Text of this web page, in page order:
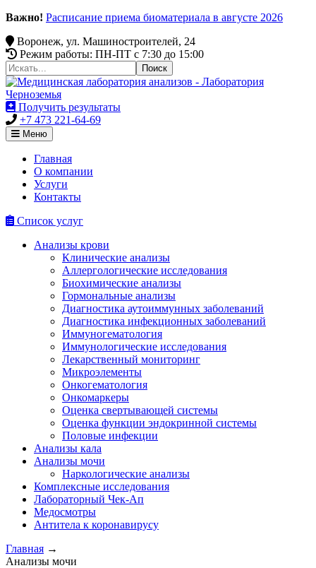
Важно! Расписание приема биоматериала в августе 2026
Воронеж, ул. Машиностроителей, 24
Режим работы: ПН-ПТ c 7:30 до 15:00
Получить результаты
+7 473 221-64-69
Меню
Главная
О компании
Услуги
Контакты
Список услуг
Анализы крови
Клинические анализы
Аллергологические исследования
Биохимические анализы
Гормональные анализы
Диагностика аутоиммунных заболеваний
Диагностика инфекционных заболеваний
Иммуногематология
Иммунологические исследования
Лекарственный мониторинг
Микроэлементы
Онкогематология
Онкомаркеры
Оценка свертывающей системы
Оценка функции эндокринной системы
Половые инфекции
Анализы кала
Анализы мочи
Наркологические анализы
Комплексные исследования
Лабораторный Чек-Ап
Медосмотры
Антитела к коронавирусу
Главная →
Анализы мочи